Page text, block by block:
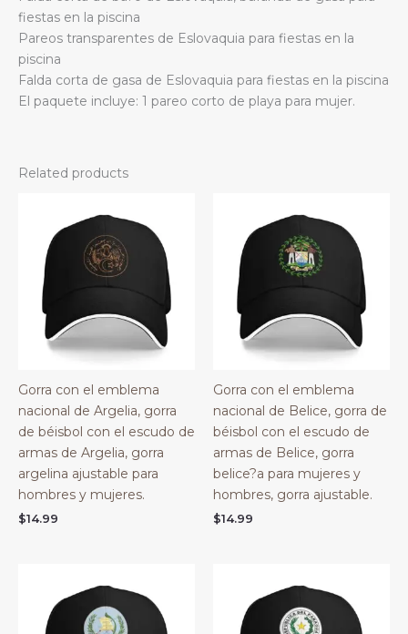
fiestas en la piscina
Pareos transparentes de Eslovaquia para fiestas en la
piscina
Falda corta de gasa de Eslovaquia para fiestas en la piscina
El paquete incluye: 1 pareo corto de playa para mujer.
Related products
Gorra con el emblema
nacional de Argelia, gorra
de béisbol con el escudo de
armas de Argelia, gorra
argelina ajustable para
hombres y mujeres.
$14.99
Gorra con el emblema
nacional de Belice, gorra de
béisbol con el escudo de
armas de Belice, gorra
belice?a para mujeres y
hombres, gorra ajustable.
$14.99